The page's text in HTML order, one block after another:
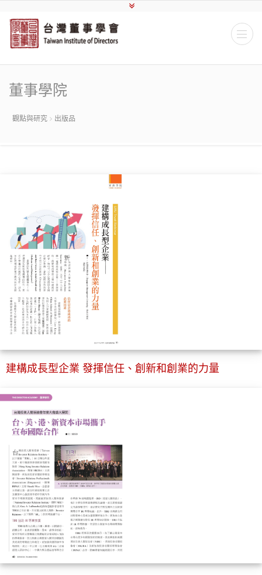
董事學院
觀點與研究 出版品
建構成長型企業 發揮信任、創新和創業的力量